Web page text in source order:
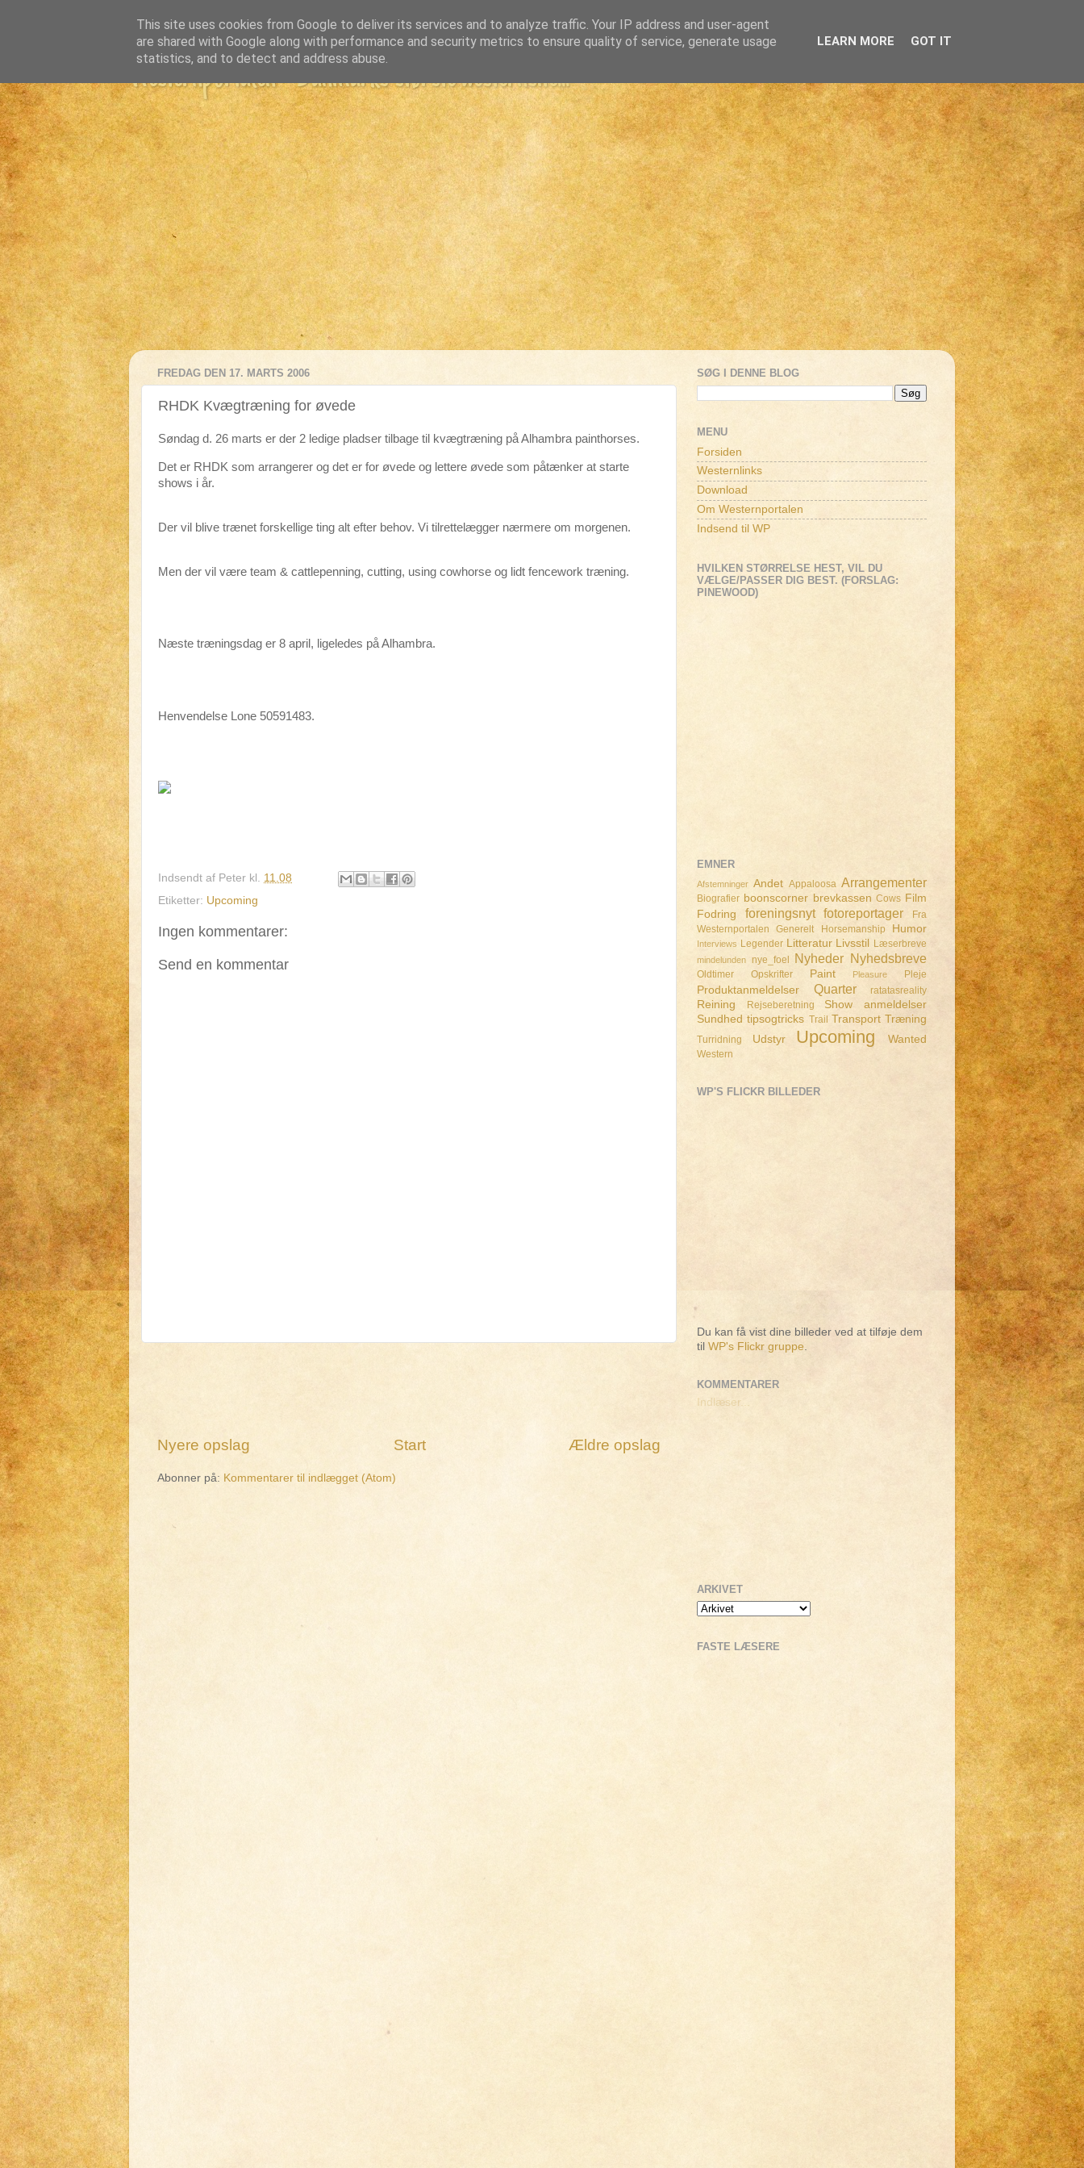
Westernportalen - Danmarks største westernsite...
FREDAG DEN 17. MARTS 2006
RHDK Kvægtræning for øvede
Søndag d. 26 marts er der 2 ledige pladser tilbage til kvægtræning på Alhambra painthorses.
Det er RHDK som arrangerer og det er for øvede og lettere øvede som påtænker at starte
shows i år.
Der vil blive trænet forskellige ting alt efter behov. Vi tilrettelægger nærmere om morgenen.
Men der vil være team & cattlepenning, cutting, using cowhorse og lidt fencework træning.
Næste træningsdag er 8 april, ligeledes på Alhambra.
Henvendelse Lone 50591483.
Indsendt af Peter kl. 11.08
Etiketter: Upcoming
Ingen kommentarer:
Send en kommentar
Nyere opslag Ældre opslag
Start
Abonner på: Kommentarer til indlægget (Atom)
SØG I DENNE BLOG
MENU
Forsiden
Westernlinks
Download
Om Westernportalen
Indsend til WP
HVILKEN STØRRELSE HEST, VIL DU
VÆLGE/PASSER DIG BEST. (FORSLAG:
PINEWOOD)
EMNER
Afstemninger Andet Appaloosa Arrangementer
Biografier boonscorner brevkassen Cows Film
Fodring
foreningsnyt fotoreportager
Fra
Westernportalen
Generelt Horsemanship Humor
Interviews Legender Litteratur Livsstil Læserbreve
mindelunden nye_foel Nyheder Nyhedsbreve
Oldtimer Opskrifter Paint Pleasure Pleje
Produktanmeldelser Quarter ratatasreality
Reining Rejseberetning
Show anmeldelser
Sundhed tipsogtricks Trail Transport Træning
Turridning Udstyr Upcoming Wanted
Western
WP'S FLICKR BILLEDER
Du kan få vist dine billeder ved at tilføje dem
til WP's Flickr gruppe
KOMMENTARER
Indlæser...
ARKIVET
FASTE LÆSERE
This site uses cookies from Google to deliver its services and to analyze traffic. Your IP address and user-agent
are shared with Google along with performance and security metrics to ensure quality of service, generate usage
statistics, and to detect and address abuse.
LEARN MORE GOT IT